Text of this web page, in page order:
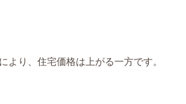
り、住宅価格は上がる一方です。